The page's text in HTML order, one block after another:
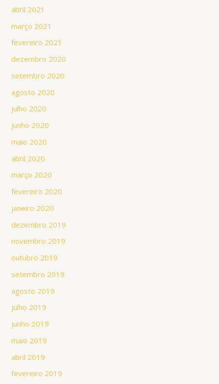
abril 2021
março 2021
fevereiro 2021
dezembro 2020
setembro 2020
agosto 2020
julho 2020
junho 2020
maio 2020
abril 2020
março 2020
fevereiro 2020
janeiro 2020
dezembro 2019
novembro 2019
outubro 2019
setembro 2019
agosto 2019
julho 2019
junho 2019
maio 2019
abril 2019
fevereiro 2019